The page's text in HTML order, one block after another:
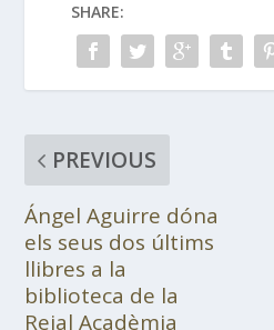
SHARE:
PREVIOUS
Ángel Aguirre dóna
els seus dos últims
llibres a la
biblioteca de la
Reial Acadèmia